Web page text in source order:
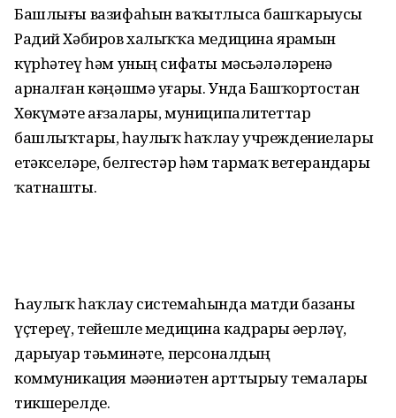
Башлығы вазифаһын ваҡытлыса башҡарыусы
Радий Хәбиров халыҡҡа медицина ярҙамын
күрһәтеү һәм уның сифаты мәсьәләләренә
арналған кәңәшмә уҙғарҙы. Унда Башҡортостан
Хөкүмәте ағзалары, муниципалитеттар
башлыҡтары, һаулыҡ һаҡлау учреждениелары
етәкселәре, белгестәр һәм тармаҡ ветерандары
ҡатнашты.
Һаулыҡ һаҡлау системаһында матди базаны
үҫтереү, тейешле медицина кадрҙары әҙерләү,
дарыуҙар тәьминәте, персоналдың
коммуникация мәҙәниәтен арттырыу темалары
тикшерелде.